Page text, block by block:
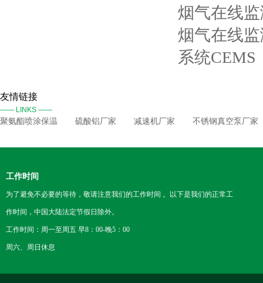
烟气在线
烟气在线
系统CEMS
友情链接
—— LINKS ——
聚氨酯喷涂保温 硫酸铝厂家 减速机厂家 不锈钢真空泵厂家
工作时间
为了避免不必要的等待，敬请注意我们的工作时间 。以下是我们的正常工
作时间，中国大陆法定节假日除外。
工作时间：周一至周五 早8：00-晚5：00
周六、周日休息